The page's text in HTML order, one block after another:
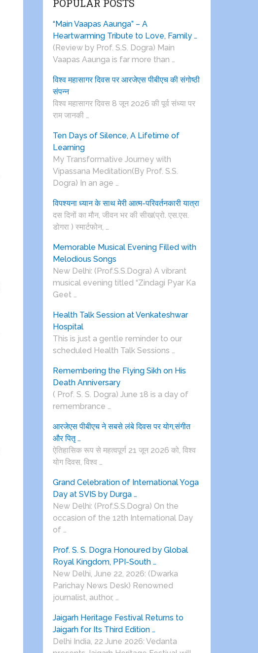
POPULAR POSTS
“Main Vaapas Aaunga” – A
Heartwarming Tribute to Love, Family …
(Review by Prof. S.S. Dogra) Main
Vaapas Aaunga is far more than …
विश्व महासागर दिवस पर आरजेएस पीबीएच की संगोष्ठी
संपन्न
विश्व महासागर दिवस 8 जून 2026 की पूर्व संध्या पर
राम जानकी …
Ten Days of Silence, A Lifetime of
Learning
My Transformative Journey with
Vipassana Meditation(By Prof. S.S.
Dogra) In an age …
विपश्यना ध्यान के साथ मेरी आत्म-परिवर्तनकारी यात्रा
दस दिनों का मौन, जीवन भर की सीख(प्रो. एस.एस.
डोगरा ) स्मार्टफोन, …
Memorable Musical Evening Filled with
Melodious Songs
New Delhi: (Prof.S.S.Dogra) A vibrant
musical evening titled “Zindagi Pyar Ka
Geet …
Health Talk Session at Venkateshwar
Hospital
This is just a gentle reminder to our
scheduled Health Talk Sessions …
Remembering the Flying Sikh on His
Death Anniversary
( Prof. S. S. Dogra) June 18 is a day of
remembrance …
आरजेएस पीबीएच ने सबसे लंबे दिवस पर योग,संगीत
और पितृ …
ऐतिहासिक रूप से महत्वपूर्ण 21 जून 2026 को, विश्व
योग दिवस, विश्व …
Grand Celebration of International Yoga
Day at SVIS by Durga …
New Delhi: (Prof.S.S.Dogra) On the
occasion of the 12th International Day
of …
Prof. S. S. Dogra Honoured by Global
Royal Kingdom, PPI-South …
New Delhi, June 22, 2026: (Dwarka
Parichay News Desk) Renowned
journalist, author, …
Jaigarh Heritage Festival Returns to
Jaigarh for Its Third Edition …
Delhi India, 22 June 2026: Vedanta